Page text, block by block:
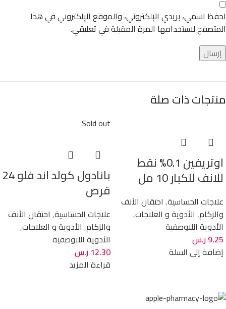
احفظ اسمي، بريدي الإلكتروني، والموقع الإلكتروني في هذا
المتصفح لاستخدامها المرة المقبلة في تعليقي.
منتجات ذات صلة
اوتريفين 0.1% نقط
للانف للكبار 10 مل
علاجات الحساسية, احتقان الأنف
والزكام, الأدوية و العلاجات,
الأدوية اللاوصفية
9.25ر.س
إضافة إلى السلة
Sold out
بانادول كولد اند فلو 24
قرص
علاجات الحساسية, احتقان الأنف
والزكام, الأدوية و العلاجات,
الأدوية اللاوصفية
12.30 ر.س
قراءة المزيد